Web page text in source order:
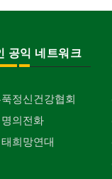
공익 네트워크
정신건강협회
의전화
희망연대